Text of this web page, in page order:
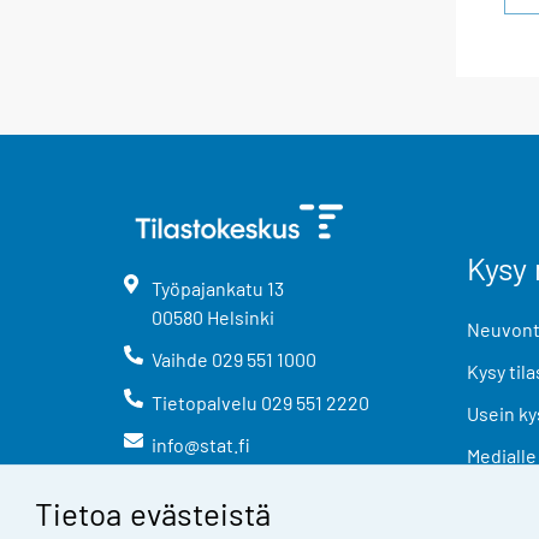
Tietoa evästeistä
Työpajankatu 13
00580 Helsinki
Vaihde 029 551 1000
Tietopalvelu 029 551 2220
info@stat.fi
Kysy
Usein
Medialle